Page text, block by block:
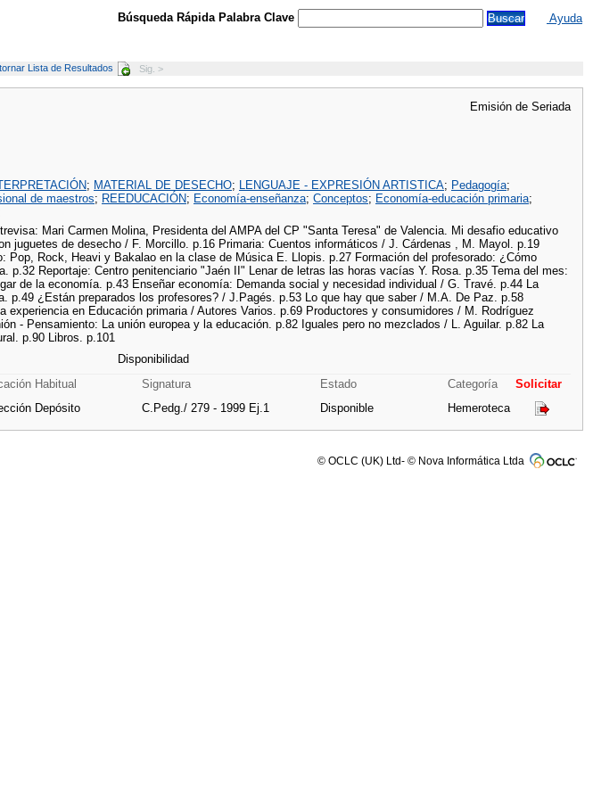
Búsqueda Rápida Palabra Clave Ayuda
Lista de Resultados Sig. >
Emisión de Seriada
; MATERIAL DE DESECHO; LENGUAJE - EXPRESIÓN ARTISTICA; Pedagogía;
de maestros; REEDUCACIÓN; Economía-enseñanza; Conceptos; Economía-educación primaria;
Mari Carmen Molina, Presidenta del AMPA del CP "Santa Teresa" de Valencia. Mi desafio educativo
juguetes de desecho / F. Morcillo. p.16 Primaria: Cuentos informáticos / J. Cárdenas , M. Mayol. p.19
Pop, Rock, Heavi y Bakalao en la clase de Música E. Llopis. p.27 Formación del profesorado: ¿Cómo
p.32 Reportaje: Centro penitenciario "Jaén II" Lenar de letras las horas vacías Y. Rosa. p.35 Tema del mes:
de la economía. p.43 Enseñar economía: Demanda social y necesidad individual / G. Travé. p.44 La
p.49 ¿Están preparados los profesores? / J.Pagés. p.53 Lo que hay que saber / M.A. De Paz. p.58
en Educación primaria / Autores Varios. p.69 Productores y consumidores / M. Rodríguez
- Pensamiento: La unión europea y la educación. p.82 Iguales pero no mezclados / L. Aguilar. p.82 La
p.90 Libros. p.101
Disponibilidad
Habitual Signatura Estado Categoría
Solicitar
Depósito C.Pedg./ 279 - 1999 Ej.1 Disponible Hemeroteca
© OCLC (UK) Ltd- © Nova Informática Ltda